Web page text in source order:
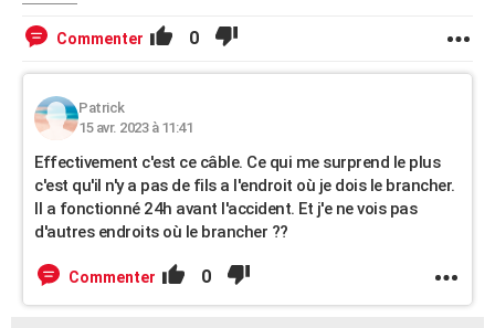
Commenter 0
Patrick
15 avr. 2023 à 11:41
Effectivement c'est ce câble. Ce qui me surprend le plus
c'est qu'il n'y a pas de fils a l'endroit où je dois le brancher.
Il a fonctionné 24h avant l'accident. Et j'e ne vois pas
d'autres endroits où le brancher ??
Commenter 0